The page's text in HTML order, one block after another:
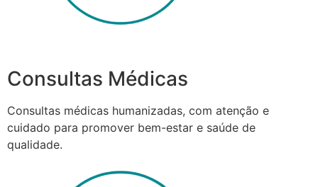
Consultas Médicas
Consultas médicas humanizadas, com atenção e
cuidado para promover bem-estar e saúde de
qualidade.